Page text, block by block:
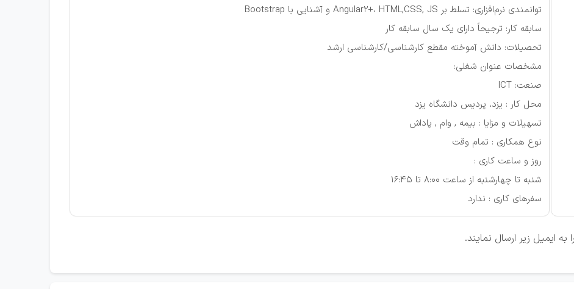
توانمندی نرم‌افزاری: تسلط بر Angular2+، HTML,CSS, JS و آشنایی با Bootstrap
سابقه کار: ترجیحاً دارای یک سال سابقه کار
تحصیلات: دانش آموخته مقطع کارشناسی/کارشناسی ارشد
مشخصات عنوان شغلی:
ﺻﻨﻌﺖ: ICT
ﻣﺤﻞ ﮐﺎر : یزد، پردیس دانشگاه یزد
ﺗﺴﻬﯿﻼت و ﻣﺰاﯾﺎ : ﺑﯿﻤﻪ , وام , ﭘﺎداش
ﻧﻮع ﻫﻤﮑﺎری : ﺗﻤﺎم وﻗﺖ
روز و ﺳﺎﻋﺖ ﮐﺎری :
ﺷﻨﺒﻪ ﺗﺎ ﭼﻬﺎرﺷﻨﺒﻪ از ﺳﺎﻋﺖ 8:00 ﺗﺎ 16:45
ﺳﻔﺮﻫﺎی ﮐﺎری : ندارد
ایمیل زیر ارسال نمایند.